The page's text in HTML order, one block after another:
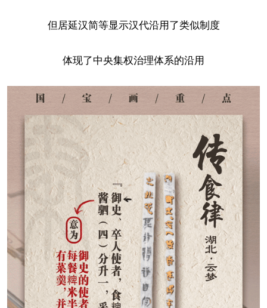
但居延汉简等显示汉代沿用了类似制度
体现了中央集权治理体系的沿用